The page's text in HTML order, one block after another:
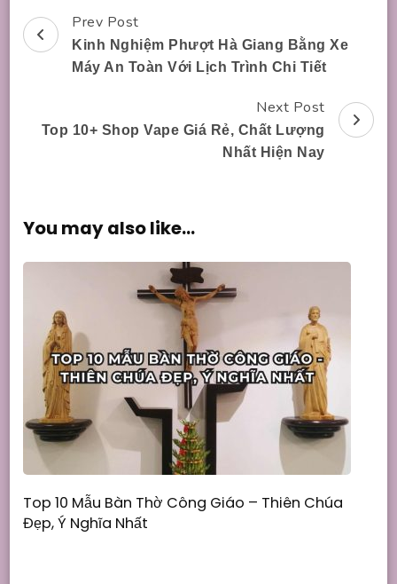
Post
Navigation
Prev Post
Kinh Nghiệm Phượt Hà Giang Bằng Xe
Máy An Toàn Với Lịch Trình Chi Tiết
Next Post
Top 10+ Shop Vape Giá Rẻ, Chất Lượng
Nhất Hiện Nay
You may also like...
Top 10 Mẫu Bàn Thờ Công Giáo – Thiên Chúa
Đẹp, Ý Nghĩa Nhất